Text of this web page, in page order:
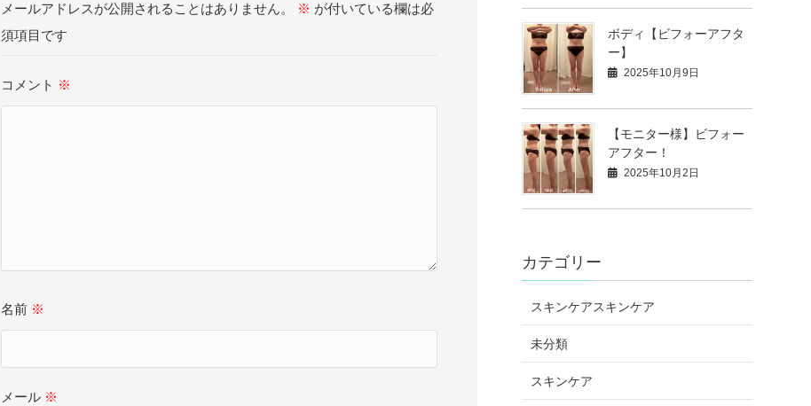
メールアドレスが公開されることはありません。 ※ が付いている欄は必
須項目です
コメント ※
名前 ※
メール ※
ボディ【ビフォーアフタ
ー】
2025年10月9日
【モニター様】ビフォー
アフター！
2025年10月2日
カテゴリー
スキンケアスキンケア
未分類
スキンケア